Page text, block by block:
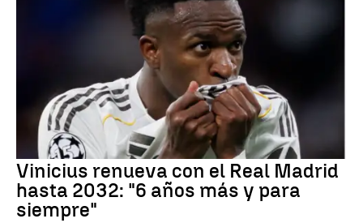
Vinicius renueva con el Real Madrid
hasta 2032: "6 años más y para
siempre"